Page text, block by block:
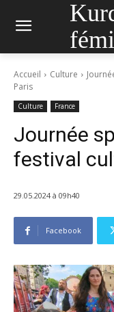
Accueil Culture
Paris
Culture France
Journée
festival
29.05.2024 à 09h40
Facebook